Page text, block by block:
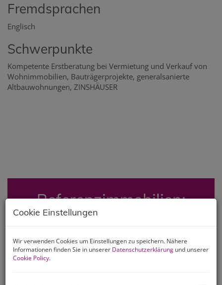
Fremdsprachen
Englisch
Schwerpunkte
Kompetente Erstberatung bei Vermietung und Verkauf von
Wohnimmobilien, Bauträgerprojekte, generalsanierte
Altbauwohnungen, ZINSHÄUSER
Referenzimmobilien:
1 2 3 4 5
Cookie Einstellungen
Wir verwenden Cookies um Einstellungen zu speichern. Nähere
Informationen finden Sie in unserer Datenschutzerklärung und unserer
Cookie Policy.